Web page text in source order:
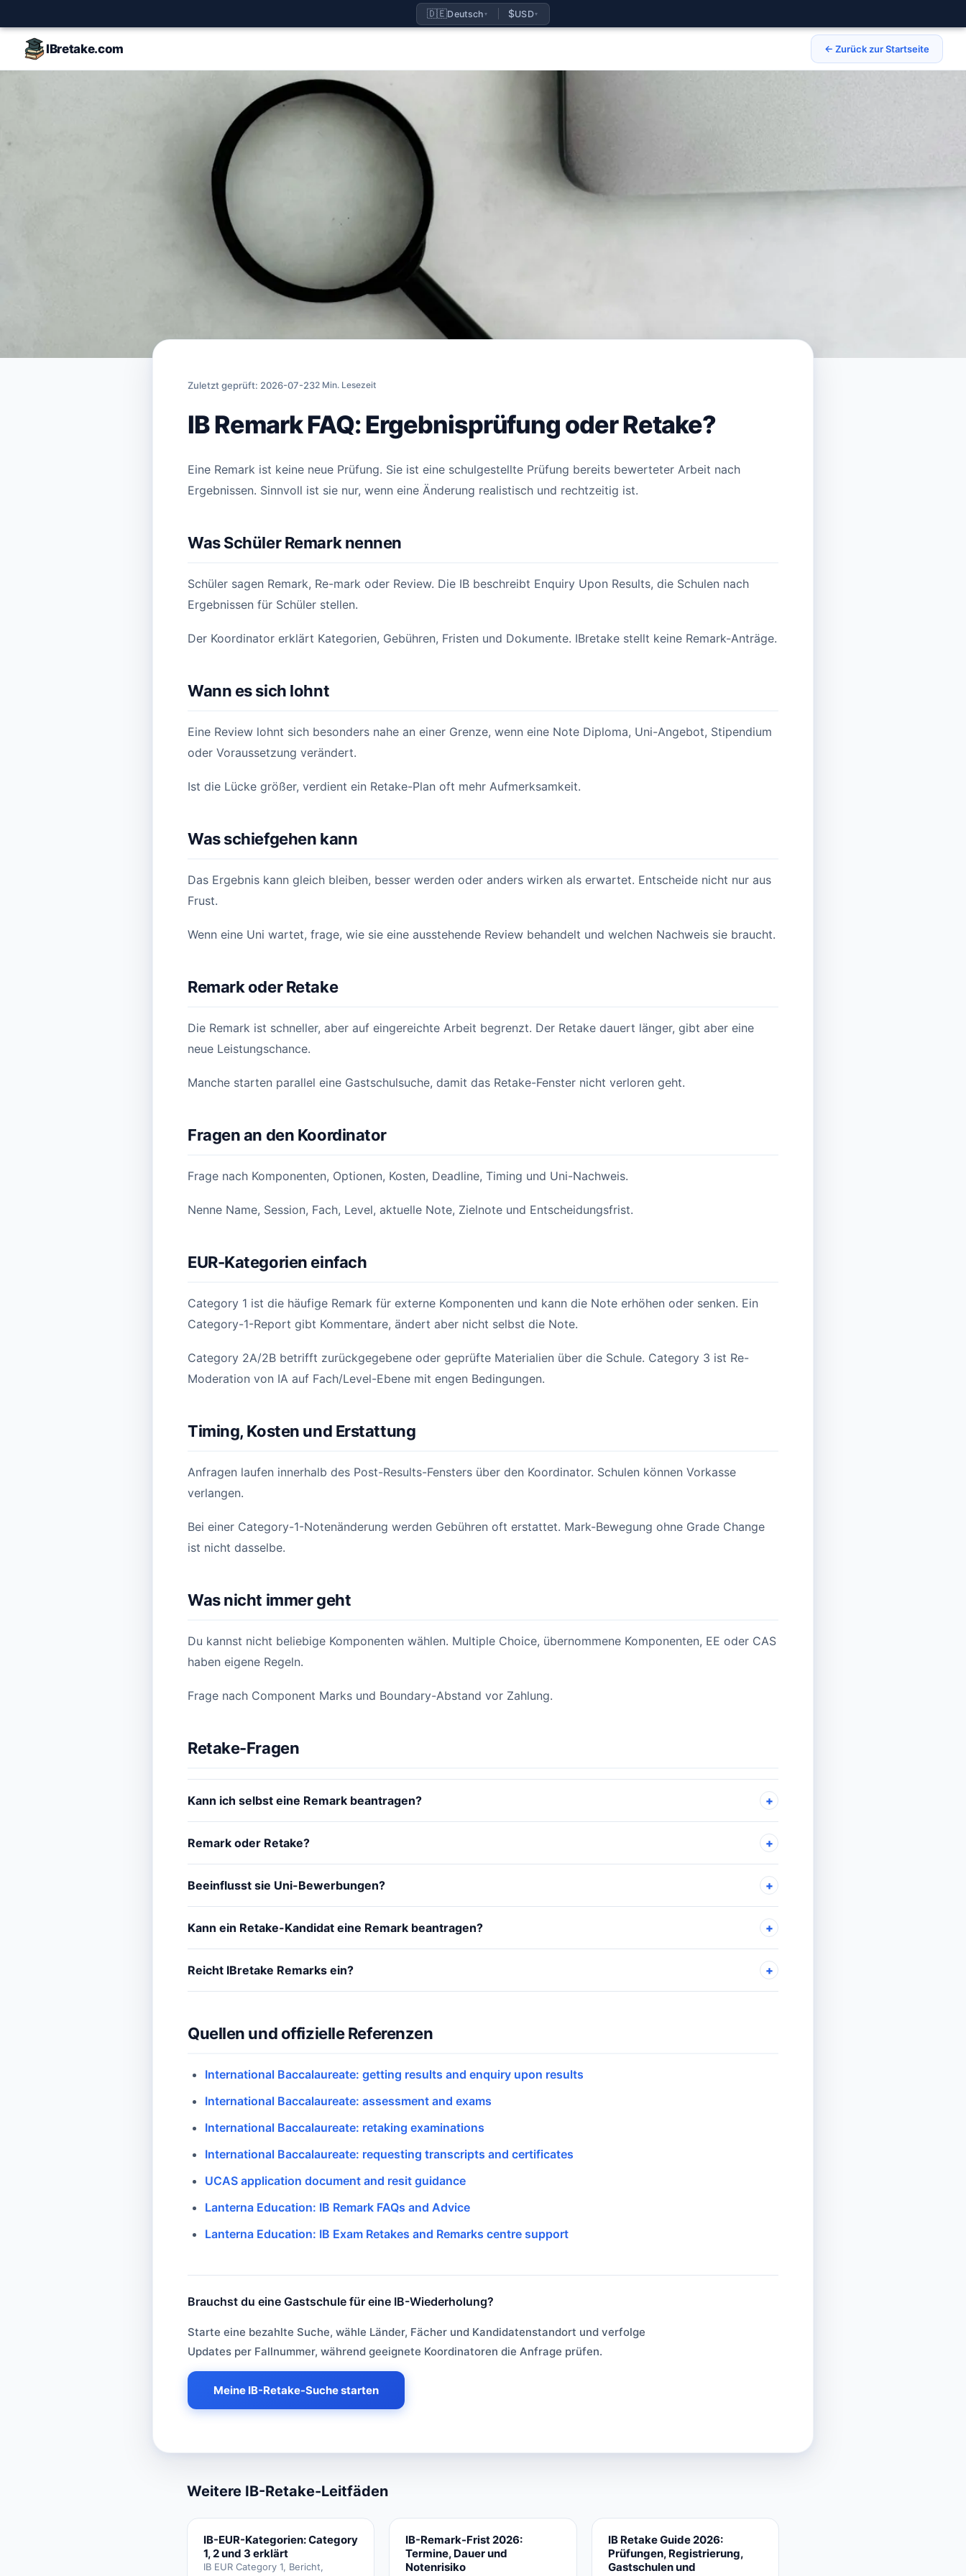
IBretake.com ← Zurück zur Startseite
Zuletzt geprüft: 2026-07-232 Min. Lesezeit
IB Remark FAQ: Ergebnisprüfung oder Retake?
Eine Remark ist keine neue Prüfung. Sie ist eine schulgestellte Prüfung bereits bewerteter Arbeit nach
Ergebnissen. Sinnvoll ist sie nur, wenn eine Änderung realistisch und rechtzeitig ist.
Was Schüler Remark nennen
Schüler sagen Remark, Re-mark oder Review. Die IB beschreibt Enquiry Upon Results, die Schulen nach
Ergebnissen für Schüler stellen.
Der Koordinator erklärt Kategorien, Gebühren, Fristen und Dokumente. IBretake stellt keine Remark-Anträge.
Wann es sich lohnt
Eine Review lohnt sich besonders nahe an einer Grenze, wenn eine Note Diploma, Uni-Angebot, Stipendium
oder Voraussetzung verändert.
Ist die Lücke größer, verdient ein Retake-Plan oft mehr Aufmerksamkeit.
Was schiefgehen kann
Das Ergebnis kann gleich bleiben, besser werden oder anders wirken als erwartet. Entscheide nicht nur aus
Frust.
Wenn eine Uni wartet, frage, wie sie eine ausstehende Review behandelt und welchen Nachweis sie braucht.
Remark oder Retake
Die Remark ist schneller, aber auf eingereichte Arbeit begrenzt. Der Retake dauert länger, gibt aber eine
neue Leistungschance.
Manche starten parallel eine Gastschulsuche, damit das Retake-Fenster nicht verloren geht.
Fragen an den Koordinator
Frage nach Komponenten, Optionen, Kosten, Deadline, Timing und Uni-Nachweis.
Nenne Name, Session, Fach, Level, aktuelle Note, Zielnote und Entscheidungsfrist.
EUR-Kategorien einfach
Category 1 ist die häufige Remark für externe Komponenten und kann die Note erhöhen oder senken. Ein
Category-1-Report gibt Kommentare, ändert aber nicht selbst die Note.
Category 2A/2B betrifft zurückgegebene oder geprüfte Materialien über die Schule. Category 3 ist Re-
Moderation von IA auf Fach/Level-Ebene mit engen Bedingungen.
Timing, Kosten und Erstattung
Anfragen laufen innerhalb des Post-Results-Fensters über den Koordinator. Schulen können Vorkasse
verlangen.
Bei einer Category-1-Notenänderung werden Gebühren oft erstattet. Mark-Bewegung ohne Grade Change
ist nicht dasselbe.
Was nicht immer geht
Du kannst nicht beliebige Komponenten wählen. Multiple Choice, übernommene Komponenten, EE oder CAS
haben eigene Regeln.
Frage nach Component Marks und Boundary-Abstand vor Zahlung.
Retake-Fragen
Kann ich selbst eine Remark beantragen?
Remark oder Retake?
Beeinflusst sie Uni-Bewerbungen?
Kann ein Retake-Kandidat eine Remark beantragen?
Reicht IBretake Remarks ein?
Quellen und offizielle Referenzen
International Baccalaureate: getting results and enquiry upon results
International Baccalaureate: assessment and exams
International Baccalaureate: retaking examinations
International Baccalaureate: requesting transcripts and certificates
UCAS application document and resit guidance
Lanterna Education: IB Remark FAQs and Advice
Lanterna Education: IB Exam Retakes and Remarks centre support
Brauchst du eine Gastschule für eine IB-Wiederholung?
Brauchst du eine Gastschule für eine IB-Wiederholung?
Starte eine bezahlte Suche, wähle Länder, Fächer und Kandidatenstandort und verfolge
Updates per Fallnummer, während geeignete Koordinatoren die Anfrage prüfen.
Meine IB-Retake-Suche starten
Weitere IB-Retake-Leitfäden
IB-EUR-Kategorien: Category
1, 2 und 3 erklärt
IB EUR Category 1, Bericht,
IB-Remark-Frist 2026:
Termine, Dauer und
Notenrisiko
IB Retake Guide 2026:
Prüfungen, Registrierung,
Gastschulen und
🇩🇪Deutsch ▾ $USD▾